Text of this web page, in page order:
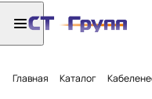
Главная Каталог